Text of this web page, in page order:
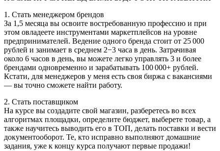
1. Стать менеджером брендов
За 1,5 месяца вы освоите востребованную профессию и при
этом овладеете инструментами маркетплейсов на уровне
предпринимателей. Ведение одного бренда стоит от 25 000
рублей и занимает в среднем 2−3 часа в день. Затрачивая
около 6 часов в день, вы можете легко управлять 3 и более
брендами одновременно и зарабатывать 100 000+ рублей.
Кстати, для менеджеров у меня есть своя биржа с вакансиями
— вы точно сможете найти работу.
2. Стать поставщиком
На курсе вы создадите свой магазин, разберетесь во всех
алгоритмах площадки, определите бюджет, выберете товар, а
также научитесь выводить его в ТОП, делать поставки и вести
документооборот. Те, кто исправно выполняют домашние
задания, уже к концу курса получают первые продажи!